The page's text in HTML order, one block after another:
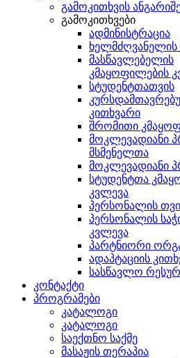
გამოკითხვის
გამოკითხვები
ადმინისტრაცია
ხელმძღვანელის
მასწავლებელის
კმაყოფილების
სტუდენტთათვის
კითხვარი
შრომითი
მოკლევადიანი
მსმენელთა
მოკლევადიანი
სტუდენტთა
კვლევა
პერსონალის
პერსონალის
კვლევა
პარტნიორი
ადაპტაციის
სასწავლო
კონტაქტი
პროგრამები
კატალოგი
კატალოგი
საექთნო საქმე
მასაჟის თერაპია